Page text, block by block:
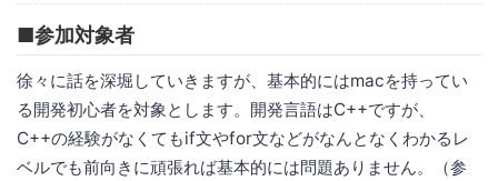
■参加対象者
徐々に話を深堀していきますが、基本的にはmacを持ってい
る開発初心者を対象とします。開発言語はC++ですが、
C++の経験がなくてもif文やfor文などがなんとなくわかるレ
ベルでも前向きに頑張れば基本的には問題ありません。（参